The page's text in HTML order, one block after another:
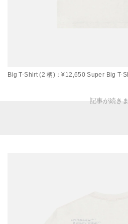
Big T-Shirt (2 柄)：¥12,650 Super Big T-